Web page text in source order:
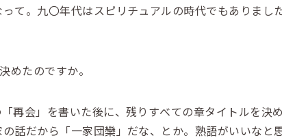
て。九〇年代はスピリチュアルの時代でもありまし
たのですか。
再会」を書いた後に、残りすべての章タイトルを決
話だから「一家団欒 」だな、とか。熟語がいいなと